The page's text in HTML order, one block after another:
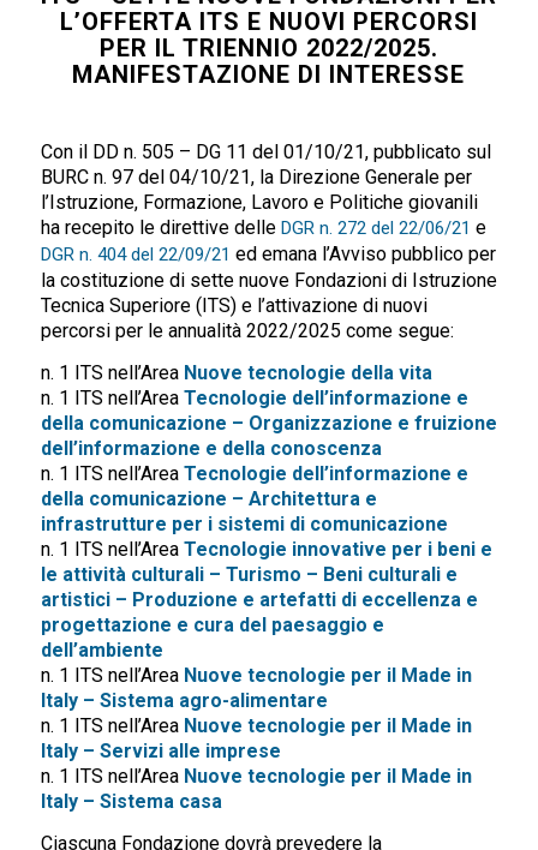
L’OFFERTA ITS E NUOVI PERCORSI
PER IL TRIENNIO 2022/2025.
MANIFESTAZIONE DI INTERESSE
Con il DD n. 505 – DG 11 del 01/10/21, pubblicato sul
BURC n. 97 del 04/10/21, la Direzione Generale per
l’Istruzione, Formazione, Lavoro e Politiche giovanili
ha recepito le direttive delle DGR n. 272 del 22/06/21 e
DGR n. 404 del 22/09/21 ed emana l’Avviso pubblico per
la costituzione di sette nuove Fondazioni di Istruzione
Tecnica Superiore (ITS) e l’attivazione di nuovi
percorsi per le annualità 2022/2025 come segue:
n. 1 ITS nell’Area Nuove tecnologie della vita
n. 1 ITS nell’Area Tecnologie dell’informazione e
della comunicazione – Organizzazione e fruizione
dell’informazione e della conoscenza
n. 1 ITS nell’Area Tecnologie dell’informazione e
della comunicazione – Architettura e
infrastrutture per i sistemi di comunicazione
n. 1 ITS nell’Area Tecnologie innovative per i beni e
le attività culturali – Turismo – Beni culturali e
artistici – Produzione e artefatti di eccellenza e
progettazione e cura del paesaggio e
dell’ambiente
n. 1 ITS nell’Area Nuove tecnologie per il Made in
Italy – Sistema agro-alimentare
n. 1 ITS nell’Area Nuove tecnologie per il Made in
Italy – Servizi alle imprese
n. 1 ITS nell’Area Nuove tecnologie per il Made in
Italy – Sistema casa
Ciascuna Fondazione dovrà prevedere la